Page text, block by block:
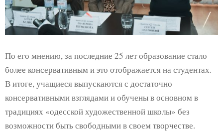
По его мнению, за последние 25 лет образование стало
более консервативным и это отображается на студентах.
В итоге, учащиеся выпускаются с достаточно
консервативными взглядами и обучены в основном в
традициях «одесской художественной школы» без
возможности быть свободными в своем творчестве.